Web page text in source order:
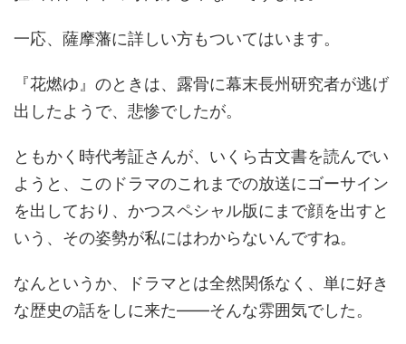
一応、薩摩藩に詳しい方もついてはいます。
『花燃ゆ』のときは、露骨に幕末長州研究者が逃げ
出したようで、悲惨でしたが。
ともかく時代考証さんが、いくら古文書を読んでい
ようと、このドラマのこれまでの放送にゴーサイン
を出しており、かつスペシャル版にまで顔を出すと
いう、その姿勢が私にはわからないんですね。
なんというか、ドラマとは全然関係なく、単に好き
な歴史の話をしに来た――そんな雰囲気でした。